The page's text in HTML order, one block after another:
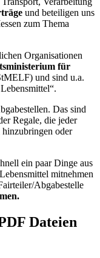
und beteiligen uns
zum Thema
Organisationen
für
und sind u.a.
Das sind
Regale, die jeder
oder
ein paar Dinge aus
mitnehmen
Abgabestelle
Dateien